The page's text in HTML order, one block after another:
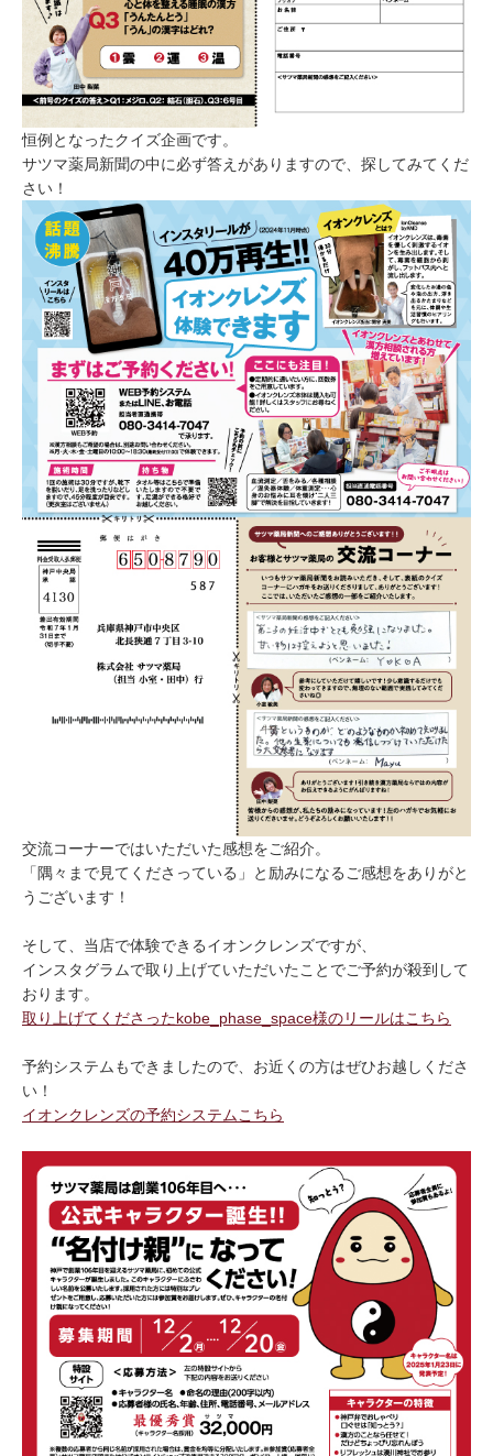
恒例となったクイズ企画です。
サツマ薬局新聞の中に必ず答えがありますので、探してみてくだ
さい！
交流コーナーではいただいた感想をご紹介。
「隅々まで見てくださっている」と励みになるご感想をありがと
うございます！
そして、当店で体験できるイオンクレンズですが、
インスタグラムで取り上げていただいたことでご予約が殺到して
おります。
取り上げてくださったkobe_phase_space様のリールはこちら
予約システムもできましたので、お近くの方はぜひお越しくださ
い！
イオンクレンズの予約システムこちら